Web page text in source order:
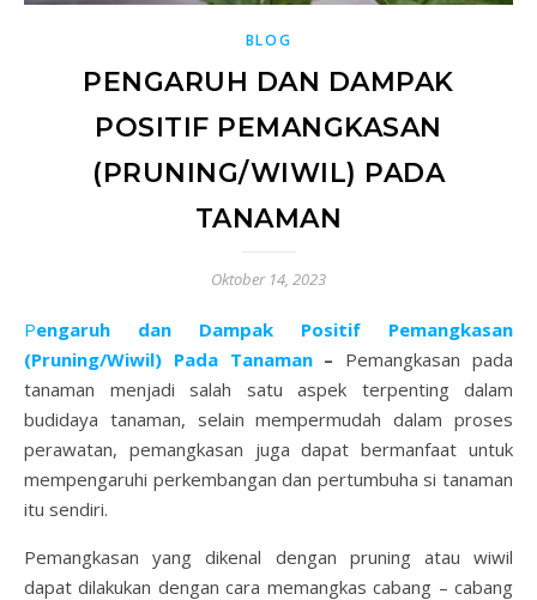
BLOG
PENGARUH DAN DAMPAK
POSITIF PEMANGKASAN
(PRUNING/WIWIL) PADA
TANAMAN
Oktober 14, 2023
Pengaruh dan Dampak Positif Pemangkasan
(Pruning/Wiwil) Pada Tanaman– Pemangkasan pada
tanaman menjadi salah satu aspek terpenting dalam
budidaya tanaman, selain mempermudah dalam proses
perawatan, pemangkasan juga dapat bermanfaat untuk
mempengaruhi perkembangan dan pertumbuha si tanaman
itu sendiri.
Pemangkasan yang dikenal dengan pruning atau wiwil
dapat dilakukan dengan cara memangkas cabang – cabang